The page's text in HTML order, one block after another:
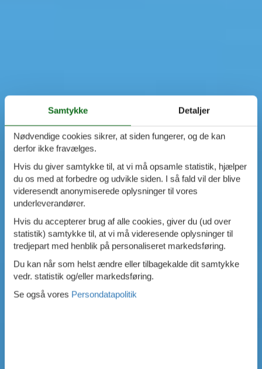
Samtykke Detaljer
Nødvendige cookies sikrer, at siden fungerer, og de kan
derfor ikke fravælges.
Hvis du giver samtykke til, at vi må opsamle statistik, hjælper
du os med at forbedre og udvikle siden. I så fald vil der blive
videresendt anonymiserede oplysninger til vores
underleverandører.
Hvis du accepterer brug af alle cookies, giver du (ud over
statistik) samtykke til, at vi må videresende oplysninger til
tredjepart med henblik på personaliseret markedsføring.
Du kan når som helst ændre eller tilbagekalde dit samtykke
vedr. statistik og/eller markedsføring.
Se også vores Persondatapolitik